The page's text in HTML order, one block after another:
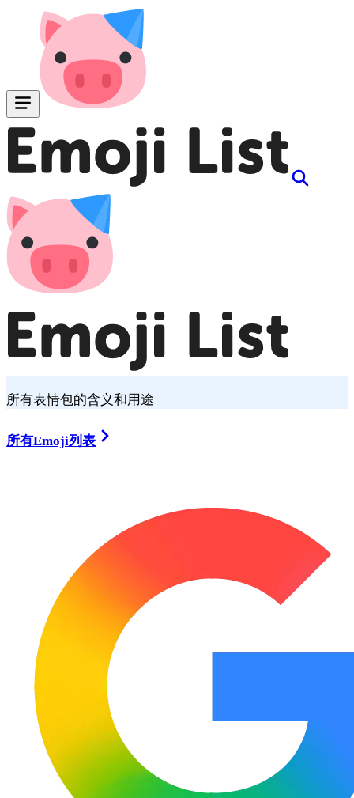
所有表情包的含义和用途
所有Emoji列表